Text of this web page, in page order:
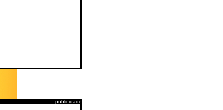
publicidade